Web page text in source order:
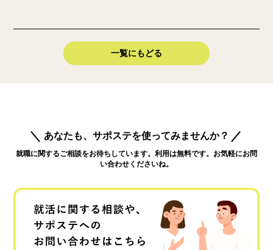
一覧にもどる
あなたも、サポステを使ってみませんか？
就職に関するご相談をお待ちしています。利用は無料です。お気軽にお問
い合わせくださいね。